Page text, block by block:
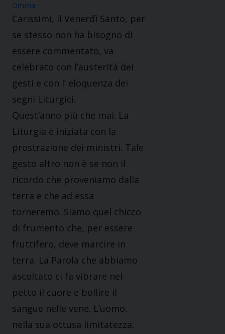
Omelia
Carissimi, il Venerdì Santo, per
se stesso non ha bisogno di
essere commentato, va
celebrato con l’austerità dei
gesti e con l’ eloquenza dei
segni Liturgici.
Quest’anno più che mai. La
Liturgia è iniziata con la
prostrazione dei ministri. Tale
gesto altro non è se non il
ricordo che proveniamo dalla
terra e che ad essa
torneremo. Siamo quel chicco
di frumento che, per essere
fruttifero, deve marcire in
terra. La Parola che abbiamo
ascoltato ci fa vibrare nel
petto il cuore e bollire il
sangue nelle vene. L’uomo,
nella sua ottusa limitatezza,